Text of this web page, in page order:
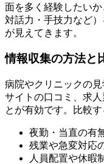
面を多く経験したい
対話力・手技力など
が見えてきます。
情報収集の方法と
病院やクリニックの
サイトの口コミ、求
とが有効です。比較
夜勤・当直の有
残業や急変対応
人員配置や休暇